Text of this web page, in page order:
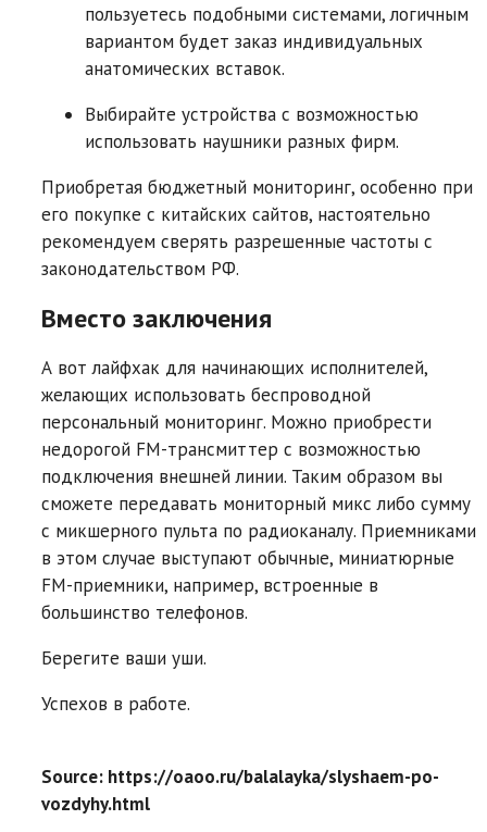
пользуетесь подобными системами, логичным
вариантом будет заказ индивидуальных
анатомических вставок.
Выбирайте устройства с возможностью
использовать наушники разных фирм.
Приобретая бюджетный мониторинг, особенно при
его покупке с китайских сайтов, настоятельно
рекомендуем сверять разрешенные частоты с
законодательством РФ.
Вместо заключения
А вот лайфхак для начинающих исполнителей,
желающих использовать беспроводной
персональный мониторинг. Можно приобрести
недорогой FM-трансмиттер с возможностью
подключения внешней линии. Таким образом вы
сможете передавать мониторный микс либо сумму
с микшерного пульта по радиоканалу. Приемниками
в этом случае выступают обычные, миниатюрные
FM-приемники, например, встроенные в
большинство телефонов.
Берегите ваши уши.
Успехов в работе.
Source: https://oaoo.ru/balalayka/slyshaem-po-
vozdyhy.html